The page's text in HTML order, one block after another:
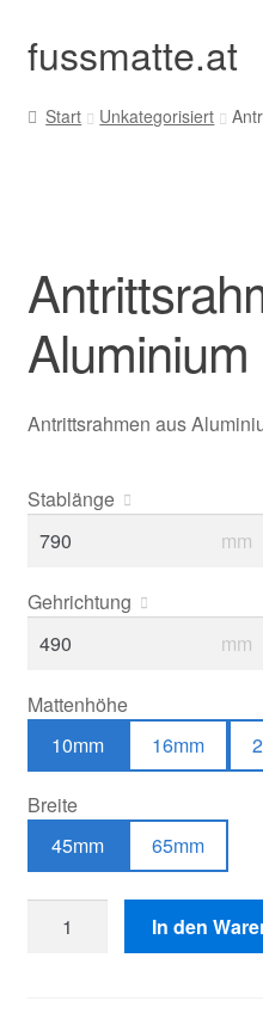
Zur
Navigation
springen
Zum
Inhalt
springen
fussmatte.at
Außenbereich
Start Unkategorisiert
Aluminium
Antrittsrahmen aus
Stablänge
mm
Gehrichtung
mm
Mattenhöhe
10mm
16mm
Breite
45mm
65mm
Aluminium
In den